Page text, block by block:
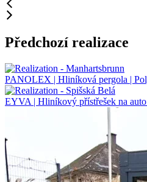
Předchozí realizace
PANOLEX | Hliníková pergola |
EYVA | Hliníkový přístřešek na auto